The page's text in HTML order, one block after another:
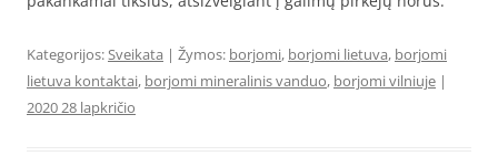
Kategorijos:Sveikata | Žymos: borjomi, borjomi lietuva, borjomi
lietuva kontaktai, borjomi mineralinis vanduo, borjomi vilniuje |
2020 28 lapkričio